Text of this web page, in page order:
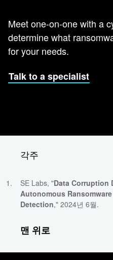
Meet one-on-one with a
determine what
for your needs.
Talk to a specialist
각주
SE Labs, "Data Corruption
Autonomous
Detection," 2024년 6월.
맨 위로